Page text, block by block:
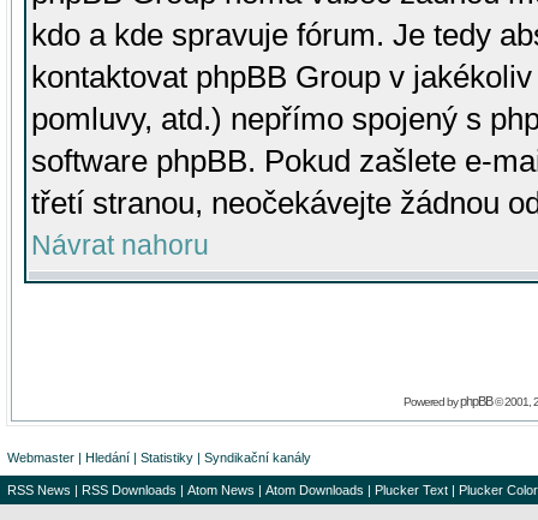
kdo a kde spravuje fórum. Je tedy
kontaktovat phpBB Group v
pomluvy, atd.) nepřímo spojený s
software phpBB. Pokud zašlete e-
třetí stranou, neočekávejte žádnou
Návrat nahoru
Powered byphpBB© 2001,
Webmaster | Hledání | Statistiky | Syndikační kanály
RSS News | RSS Downloads | Atom News | Atom Downloads | Plucker Text | Plucker Color